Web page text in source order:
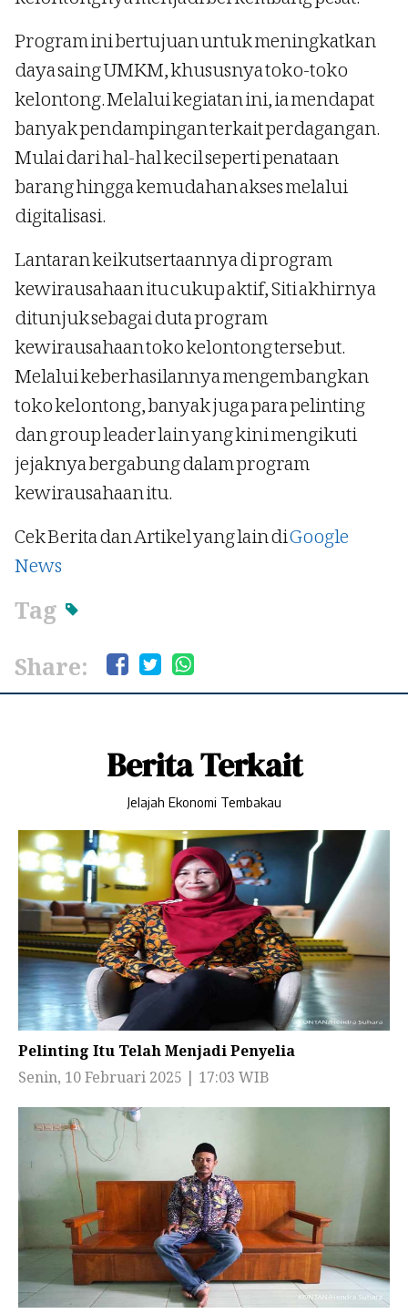
Program ini bertujuan untuk meningkatkan
daya saing UMKM, khususnya toko-toko
kelontong. Melalui kegiatan ini, ia mendapat
banyak pendampingan terkait perdagangan.
Mulai dari hal-hal kecil seperti penataan
barang hingga kemudahan akses melalui
digitalisasi.
Lantaran keikutsertaannya di program
kewirausahaan itu cukup aktif, Siti akhirnya
ditunjuk sebagai duta program
kewirausahaan toko kelontong tersebut.
Melalui keberhasilannya mengembangkan
toko kelontong, banyak juga para pelinting
dan group leader lain yang kini mengikuti
jejaknya bergabung dalam program
kewirausahaan itu.
Cek Berita dan Artikel yang lain diGoogle
News
Tag
Share:
Berita Terkait
Jelajah Ekonomi Tembakau
Pelinting Itu Telah Menjadi Penyelia
Senin, 10 Februari 2025 | 17:03 WIB